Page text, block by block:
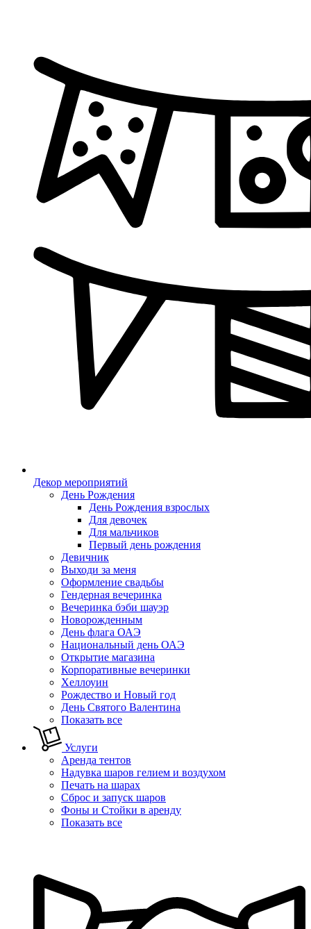
Декор мероприятий
День Рождения
День Рождения взрослых
Для девочек
Для мальчиков
Первый день рождения
Девичник
Выходи за меня
Оформление свадьбы
Гендерная вечеринка
Вечеринка бэби шауэр
Новорожденным
День флага ОАЭ
Национальный день ОАЭ
Открытие магазина
Корпоративные вечеринки
Хеллоуин
Рождество и Новый год
День Святого Валентина
Показать все
Услуги
Аренда тентов
Надувка шаров гелием и воздухом
Печать на шарах
Сброс и запуск шаров
Фоны и Стойки в аренду
Показать все